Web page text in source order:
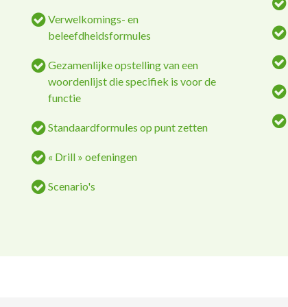
Verwelkomings- en
beleefdheidsformules
Gezamenlijke opstelling van een
woordenlijst die specifiek is voor de
functie
Standaardformules op punt zetten
« Drill » oefeningen
Scenario's